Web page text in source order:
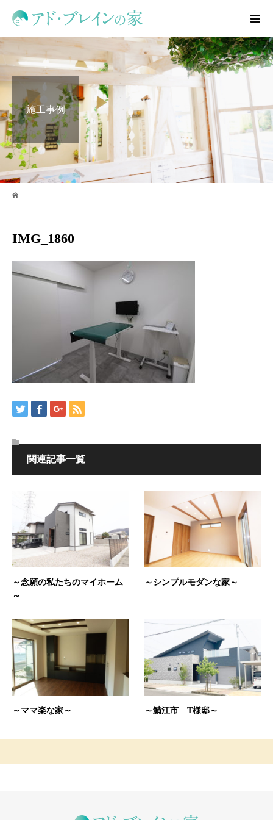
施工事例
IMG_1860
関連記事一覧
～念願の私たちのマイホーム
～
～シンプルモダンな家～
～ママ楽な家～ ～鯖江市 T様邸～